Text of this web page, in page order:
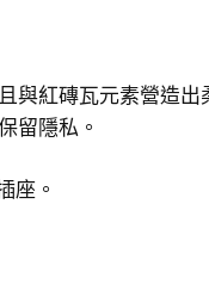
與紅磚瓦元素營造
留隱私。
座。